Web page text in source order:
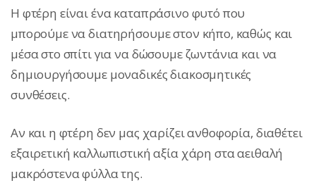
Η φτέρη είναι ένα καταπράσινο φυτό που
μπορούμε να διατηρήσουμε στον κήπο, καθώς και
μέσα στο σπίτι για να δώσουμε ζωντάνια και να
δημιουργήσουμε μοναδικές διακοσμητικές
συνθέσεις.
Αν και η φτέρη δεν μας χαρίζει ανθοφορία, διαθέτει
εξαιρετική καλλωπιστική αξία χάρη στα αειθαλή
μακρόστενα φύλλα της.